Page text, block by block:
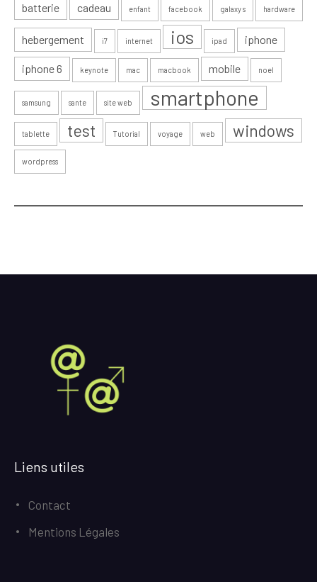
batterie cadeau enfant facebook galaxy s hardware
hebergement i7 internet ios ipad iphone
iphone 6 keynote mac macbook mobile noel
samsung sante site web smartphone
tablette test Tutorial voyage web windows
wordpress
Liens utiles
Contact
Mentions Légales